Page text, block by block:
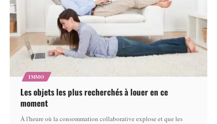
IMMO
Les objets les plus recherchés à louer en ce
moment
À l'heure où la consommation collaborative explose et que les